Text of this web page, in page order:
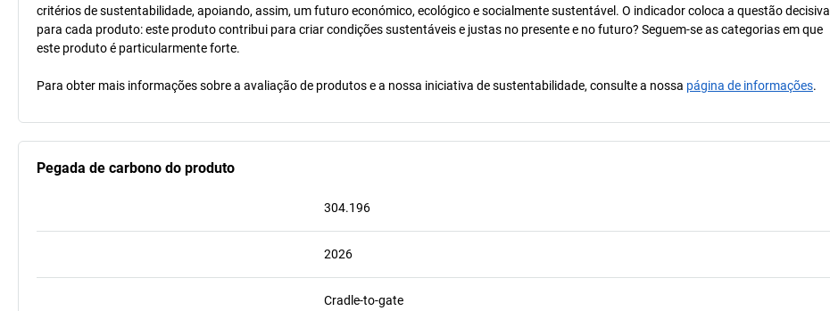
critérios de sustentabilidade, apoiando, assim, um futuro económico, ecológico e socialmente sustentável. O indicador coloca a questão decisiva
para cada produto: este produto contribui para criar condições sustentáveis e justas no presente e no futuro? Seguem-se as categorias em que
este produto é particularmente forte.
Para obter mais informações sobre a avaliação de produtos e a nossa iniciativa de sustentabilidade, consulte a nossa página de informações.
Pegada de carbono do produto
304.196
2026
Cradle-to-gate